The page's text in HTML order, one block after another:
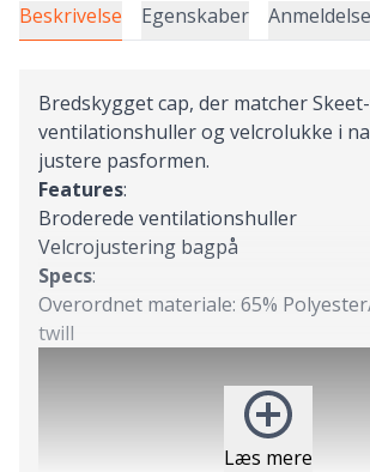
Beskrivelse Egenskaber
Læs mere
Bredskygget cap, der matcher
ventilationshuller og velcrolukke i
justere pasformen.
Features:
Broderede ventilationshuller
Velcrojustering bagpå
Specs:
Overordnet materiale: 65%
twill